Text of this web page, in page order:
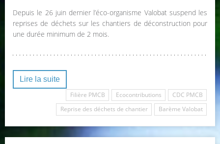
Depuis le 26 juin dernier l’éco-organisme Valobat suspend les
reprises de déchets sur les chantiers de déconstruction pour
une durée minimum de 2 mois.
Lire la suite
Filière PMCB
Ecocontributions
CDC PMCB
Reprise des déchets de chantier
Barème Valobat